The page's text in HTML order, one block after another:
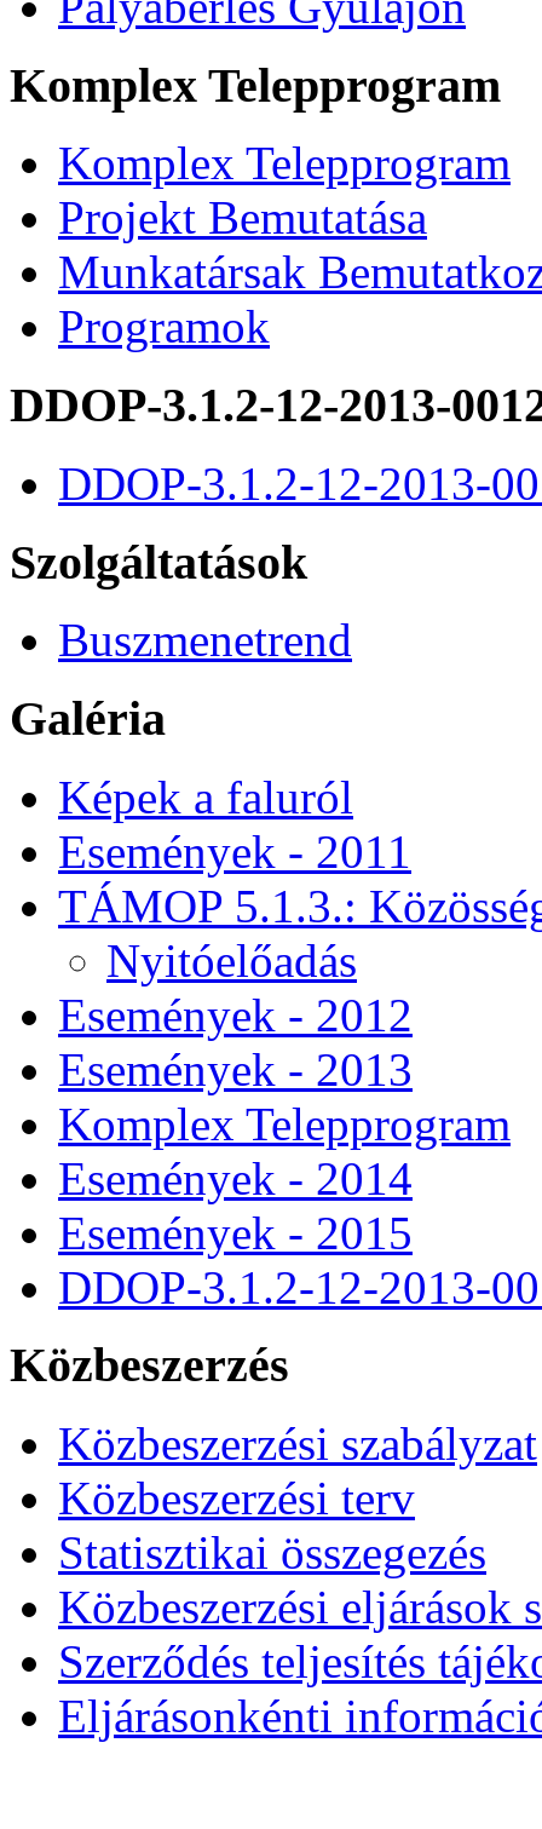
Komplex Telepprogram
Komplex Telepprogram
Projekt Bemutatása
Munkatársak
Programok
DDOP-3.1.2-12-2013-
DDOP-3.1.2-12-2013-
Szolgáltatások
Buszmenetrend
Galéria
Képek a faluról
Események - 2011
TÁMOP 5.1.3.:
Nyitóelőadás
Események - 2012
Események - 2013
Komplex Telepprogram
Események - 2014
Események - 2015
DDOP-3.1.2-12-2013-
Közbeszerzés
Közbeszerzési szabályzat
Közbeszerzési terv
Statisztikai összegezés
Közbeszerzési eljárások
Szerződés teljesítés
Eljárásonkénti